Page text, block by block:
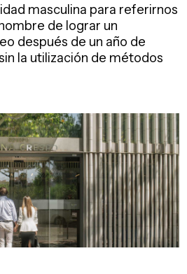
masculina para referirnos
de lograr un
después de un año de
la utilización de métodos